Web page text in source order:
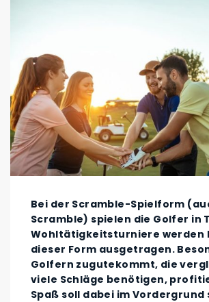
Bei der Scramble-Spielform
Scramble) spielen die Golfer in
Wohltätigkeitsturniere werden
dieser Form ausgetragen.
Golfern zugutekommt, die
viele Schläge benötigen,
Spaß soll dabei im Vordergrund